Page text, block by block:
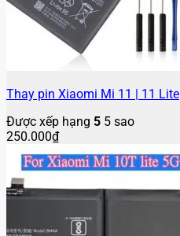
Thay pin Xiaomi Mi 11 | 11 Lite
Được xếp hạng 5 5 sao
250.000₫